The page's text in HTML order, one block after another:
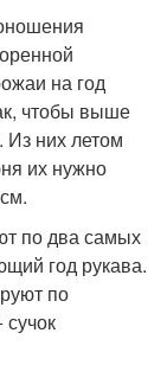
на год
чтобы выше
Из них летом
их нужно
по два самых
год рукава.
по